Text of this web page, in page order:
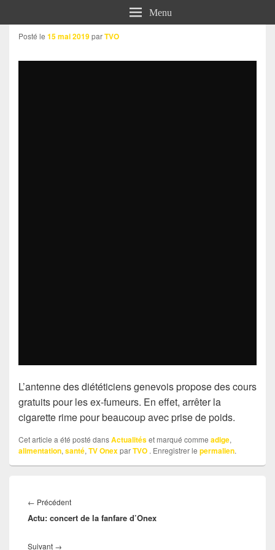
Menu
Posté le 15 mai 2019parTVO
L’antenne des diététiciens genevois propose des cours
gratuits pour les ex-fumeurs. En effet, arrêter la
cigarette rime pour beaucoup avec prise de poids.
Cet article a été posté dansActualitéset marqué comme adige,
alimentation, santé, TV OnexparTVO . Enregistrer le permalien.
de
← PrécédentArticle
précédent :
Actu: concert de la fanfare d’Onex
Suivant →